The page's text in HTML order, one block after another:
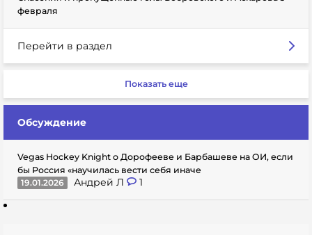
февраля
Перейти в раздел
Показать еще
Обсуждение
Vegas Hockey Knight о Дорофееве и Барбашеве на ОИ, если
бы Россия «научилась вести себя иначе
19.01.2026
Андрей Л 1